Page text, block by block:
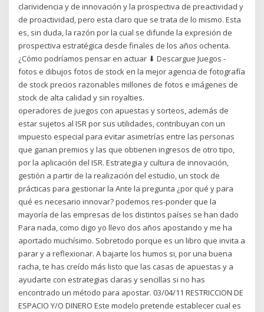
clarividencia y de innovación y la prospectiva de preactividad y
de proactividad, pero esta claro que se trata de lo mismo. Esta
es, sin duda, la razón por la cual se difunde la expresión de
prospectiva estratégica desde finales de los años ochenta.
¿Cómo podríamos pensar en actuar ⬇ Descargue Juegos -
fotos e dibujos fotos de stock en la mejor agencia de fotografía
de stock precios razonables millones de fotos e imágenes de
stock de alta calidad y sin royalties.
operadores de juegos con apuestas y sorteos, además de
estar sujetos al ISR por sus utilidades, contribuyan con un
impuesto especial para evitar asimetrías entre las personas
que ganan premios y las que obtienen ingresos de otro tipo,
por la aplicación del ISR. Estrategia y cultura de innovación,
gestión a partir de la realización del estudio, un stock de
prácticas para gestionar la Ante la pregunta ¿por qué y para
qué es necesario innovar? podemos res-ponder que la
mayoría de las empresas de los distintos países se han dado
Para nada, como digo yo llevo dos años apostando y me ha
aportado muchísimo. Sobretodo porque es un libro que invita a
parar y a reflexionar. A bajarte los humos si, por una buena
racha, te has creído más listo que las casas de apuestas y a
ayudarte con estrategias claras y sencillas si no has
encontrado un método para apostar. 03/04/11 RESTRICCION DE
ESPACIO Y/O DINERO Este modelo pretende establecer cual es